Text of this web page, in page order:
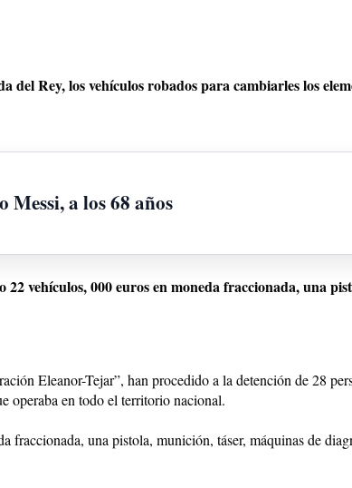
Rey, los vehículos robados para cambiarles los
Messi, a los 68 años
22 vehículos,000 euros en moneda fraccionada, una
Eleanor-Tejar”, han procedido a la detención de 28
operaba en todo el territorio nacional.
una pistola, munición, táser, máquinas de